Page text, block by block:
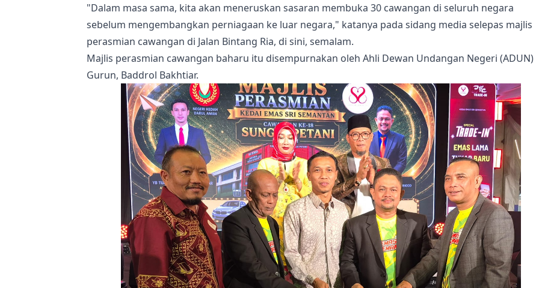
"Dalam masa sama, kita akan meneruskan sasaran membuka 30 cawangan di seluruh negara
sebelum mengembangkan perniagaan ke luar negara," katanya pada sidang media selepas majlis
perasmian cawangan di Jalan Bintang Ria, di sini, semalam.
Majlis perasmian cawangan baharu itu disempurnakan oleh Ahli Dewan Undangan Negeri (ADUN)
Gurun, Baddrol Bakhtiar.